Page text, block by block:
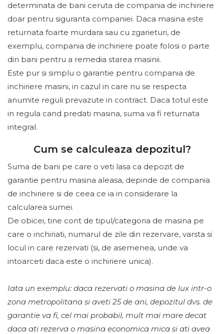
determinata de bani ceruta de compania de inchiriere
doar pentru siguranta companiei. Daca masina este
returnata foarte murdara sau cu zgarieturi, de
exemplu, compania de inchiriere poate folosi o parte
din bani pentru a remedia starea masinii.
Este pur si simplu o garantie pentru compania de
inchiriere masini, in cazul in care nu se respecta
anumite reguli prevazute in contract. Daca totul este
in regula cand predati masina, suma va fi returnata
integral.
Cum se calculeaza depozitul?
Suma de bani pe care o veti lasa ca depozit de
garantie pentru masina aleasa, depinde de compania
de inchiriere si de ceea ce ia in considerare la
calcularea sumei.
De obicei, tine cont de tipul/categoria de masina pe
care o inchiriati, numarul de zile din rezervare, varsta si
locul in care rezervati (si, de asemenea, unde va
intoarceti daca este o inchiriere unica).
Iata un exemplu: daca rezervati o masina de lux intr-o
zona metropolitana si aveti 25 de ani, depozitul dvs. de
garantie va fi, cel mai probabil, mult mai mare decat
daca ati rezerva o masina economica mica si ati avea